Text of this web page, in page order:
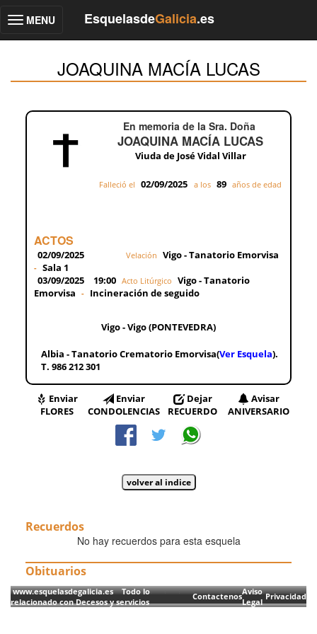
Toggle
MENU EsquelasdeGalicia.es
JOAQUINA MACÍA LUCAS
En memoria de la Sra. Doña
JOAQUINA MACÍA LUCAS
Viuda de José Vidal Villar
Falleció el 02/09/2025 a los 89 años de edad
ACTOS
02/09/2025 Velación Vigo - Tanatorio Emorvisa
- Sala 1
03/09/2025
19:00 Acto Litúrgico Vigo - Tanatorio
Emorvisa - Incineración de seguido
Vigo - Vigo (PONTEVEDRA)
Albia - Tanatorio Crematorio Emorvisa(Ver Esquela).
T. 986 212 301
Enviar
FLORES
Enviar
CONDOLENCIAS
Dejar
RECUERDO
Avisar
ANIVERSARIO
Recuerdos
No hay recuerdos para esta esquela
Obituarios
www.esquelasdegalicia.es Todo lo
relacionado con Decesos y servicios
ContactenosAviso
Legal
Privacidad